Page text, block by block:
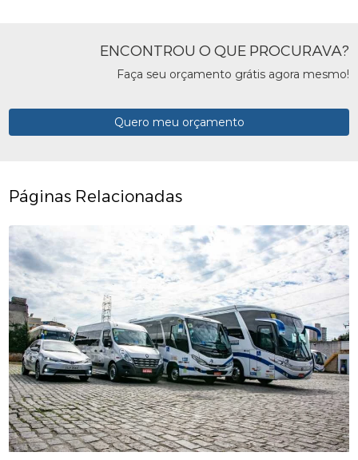
ENCONTROU O QUE PROCURAVA?
Faça seu orçamento grátis agora mesmo!
Quero meu orçamento
Páginas Relacionadas